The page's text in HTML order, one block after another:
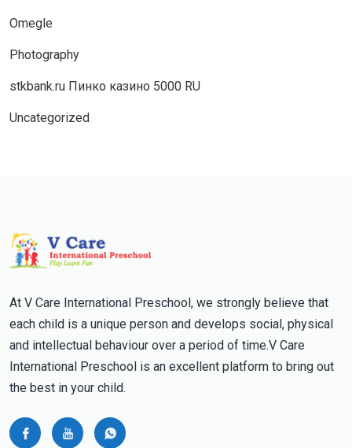
Omegle
Photography
stkbank.ru Пинко казино 5000 RU
Uncategorized
At V Care International Preschool, we strongly believe that
each child is a unique person and develops social, physical
and intellectual behaviour over a period of time.V Care
International Preschool is an excellent platform to bring out
the best in your child.